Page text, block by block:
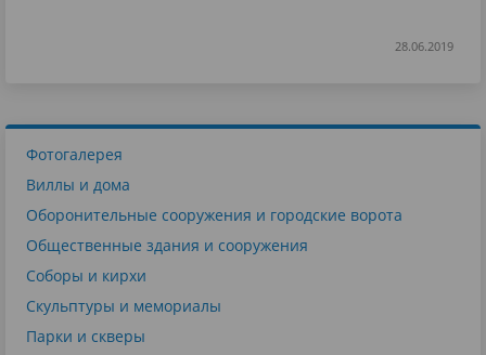
28.06.2019
Фотогалерея
Виллы и дома
Оборонительные сооружения и городские ворота
Общественные здания и сооружения
Соборы и кирхи
Скульптуры и мемориалы
Парки и скверы